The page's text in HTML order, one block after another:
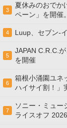
3
夏休みのおでか
ペーン」を開催
4 Luup、セブン‐
5
JAPAN C.R.C.
を開催
6
箱根小涌園ユネ
ハイサイ割！」
7
ソニー・ミュー
ライスオフ